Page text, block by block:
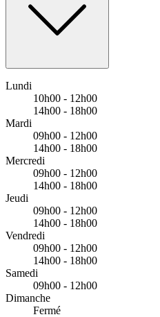
Lundi
10h00 - 12h00
14h00 - 18h00
Mardi
09h00 - 12h00
14h00 - 18h00
Mercredi
09h00 - 12h00
14h00 - 18h00
Jeudi
09h00 - 12h00
14h00 - 18h00
Vendredi
09h00 - 12h00
14h00 - 18h00
Samedi
09h00 - 12h00
Dimanche
Fermé